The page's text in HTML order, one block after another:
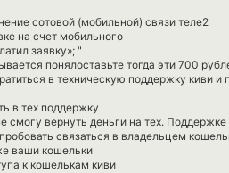
сотовой (мобильной) связи теле2
на счет мобильного
заявку»; "
понялоставьте тогда эти 700
в техническую поддержку киви и
в тех поддержку
смогу вернуть деньги на тех. Поддержке
связаться в владельцем
ваши кошельки
к кошелькам киви